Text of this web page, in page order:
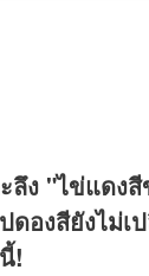
ลึง "ไข่แดง
ดองสียังไม่เ
!